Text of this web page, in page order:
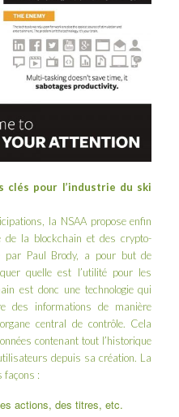
clés pour l’industrie du ski
la NSAA propose enfin
de la blockchain et des crypto-
par Paul Brody, a pour but de
quelle est l’utilité pour les
est donc une technologie qui
des informations de manière
central de contrôle. Cela
contenant tout l’historique
depuis sa création. La
façons :
actions, des titres, etc.